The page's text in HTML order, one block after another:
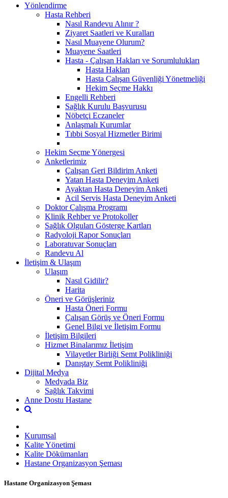
Yönlendirme
Hasta Rehberi
Nasıl Randevu Alınır ?
Ziyaret Saatleri ve Kuralları
Nasıl Muayene Olurum?
Muayene Saatleri
Hasta - Çalışan Hakları ve Sorumlulukları
Hasta Hakları
Hasta Çalışan Güvenliği Yönetmeliği
Hekim Seçme Hakkı
Engelli Rehberi
Sağlık Kurulu Başvurusu
Nöbetçi Eczaneler
Anlaşmalı Kurumlar
Tıbbi Sosyal Hizmetler Birimi
Hekim Seçme Yönergesi
Anketlerimiz
Çalışan Geri Bildirim Anketi
Yatan Hasta Deneyim Anketi
Ayaktan Hasta Deneyim Anketi
Acil Servis Hasta Deneyim Anketi
Doktor Çalışma Programı
Klinik Rehber ve Protokoller
Sağlık Olguları Gösterge Kartları
Radyoloji Rapor Sonuçları
Laboratuvar Sonuçları
Randevu Al
İletişim & Ulaşım
Ulaşım
Nasıl Gidilir?
Harita
Öneri ve Görüşleriniz
Hasta Öneri Formu
Çalışan Görüş ve Öneri Formu
Genel Bilgi ve İletişim Formu
İletişim Bilgileri
Hizmet Binalarımız İletişim
Vilayetler Birliği Semt Polikliniği
Danıştay Semt Polikliniği
Dijital Medya
Medyada Biz
Sağlık Takvimi
Anne Dostu Hastane
Kurumsal
Kalite Yönetimi
Kalite Dökümanları
Hastane Organizasyon Şeması
Hastane Organizasyon Şeması